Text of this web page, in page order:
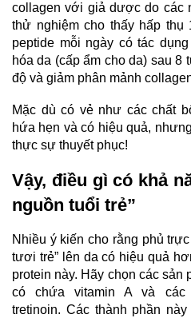
collagen với giả dược do các
thử nghiệm cho thấy hấp thụ
peptide mỗi ngày có tác
hóa da (cấp ẩm cho da) sau 8
độ và giảm phân mảnh
Mặc dù có vẻ như các chất
hứa hẹn và có hiệu quả,
thực sự thuyết phục!
Vậy, điều gì có khả
nguồn tuổi trẻ”
Nhiều ý kiến cho rằng phủ
tươi trẻ” lên da có hiệu quả
protein này. Hãy chọn các sản
có chứa vitamin A và các
tretinoin. Các thành phần